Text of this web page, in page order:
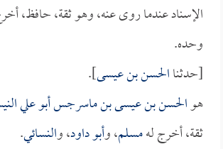
الإسناد عندما روى عنه، وهو ثقة، حافظ،
وحده.
[حدثناالحسن بن عيسى].
هوالحسن بن عيسى بن ماسرجس أبو علي
ثقة، أخرج لهمسلم، وأبو داود، والنسائي.